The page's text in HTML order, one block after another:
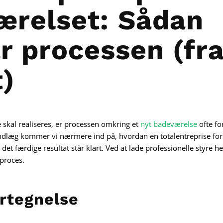
Sådan
processen
realiseres, er processen omkring et nyt badeværelseofte
kommer vi nærmere ind på, hvordan en totalentreprise
færdige resultat står klart. Ved at lade professionelle styre